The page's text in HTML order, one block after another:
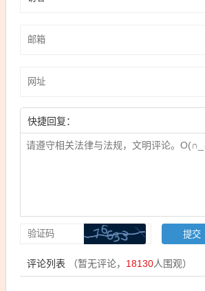
快捷回复：
评论列表 （暂无评论， 18130人围观）